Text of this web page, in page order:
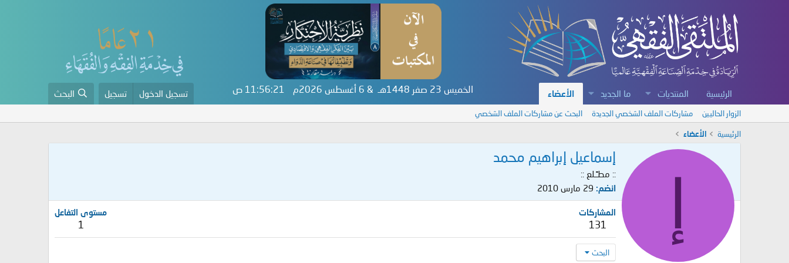
الرئيسية المنتديات ما الجديد الأعضاء الخميس 23 صفر 1448هـ & 6 أغسطس 2026م 11:56:21 ص تسجيل الدخول تسجيل البحث
الزوار الحاليين مشاركات الملف الشخصي الجديدة البحث عن مشاركات الملف الشخصي
الرئيسية الأعضاء
إسماعيل إبراهيم محمد
:: مطـًـلع ::
انضم 29 مارس 2010
المشاركات
131
مستوى التفاعل
1
البحث